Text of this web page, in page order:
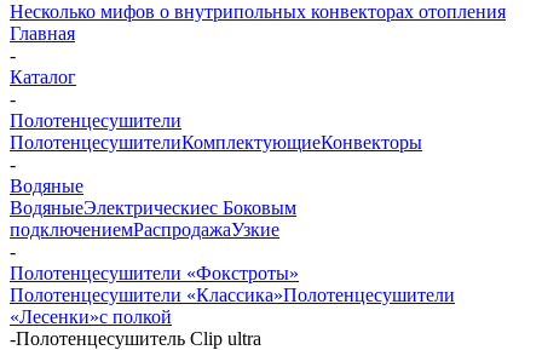
Несколько мифов о внутрипольных конвекторах отопления
Главная
-
Каталог
-
Полотенцесушители
ПолотенцесушителиКомплектующиеКонвекторы
-
Водяные
ВодяныеЭлектрическиес Боковым
подключениемРаспродажаУзкие
-
Полотенцесушители «Фокстроты»
Полотенцесушители «Классика»Полотенцесушители
«Лесенки»с полкой
-Полотенцесушитель Clip ultra